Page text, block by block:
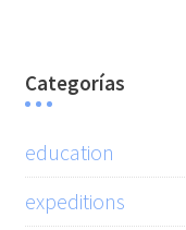
Categorías
education
expeditions